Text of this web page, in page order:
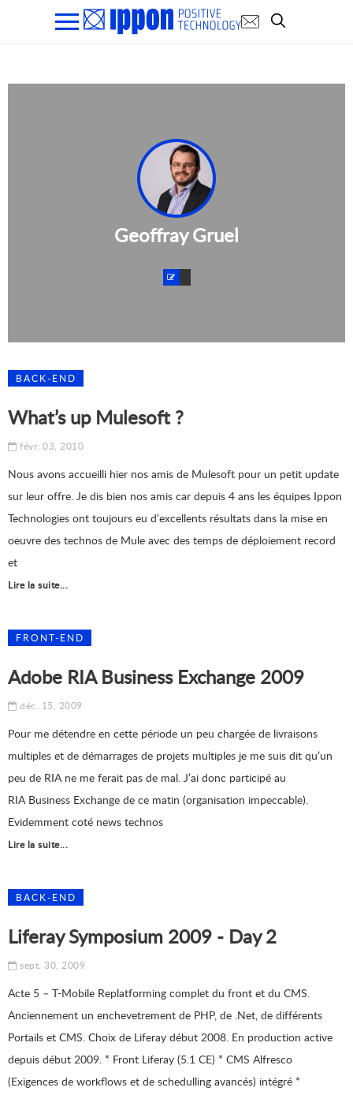
Geoffray Gruel
BACK-END
What’s up Mulesoft ?
févr. 03, 2010
Nous avons accueilli hier nos amis de Mulesoft pour un petit update
sur leur offre. Je dis bien nos amis car depuis 4 ans les équipes Ippon
Technologies ont toujours eu d’excellents résultats dans la mise en
oeuvre des technos de Mule avec des temps de déploiement record
et
Lire la suite...
FRONT-END
Adobe RIA Business Exchange 2009
déc. 15, 2009
Pour me détendre en cette période un peu chargée de livraisons
multiples et de démarrages de projets multiples je me suis dit qu’un
peu de RIA ne me ferait pas de mal. J’ai donc participé au
RIA Business Exchange de ce matin (organisation impeccable).
Evidemment coté news technos
Lire la suite...
BACK-END
Liferay Symposium 2009 - Day 2
sept. 30, 2009
Acte 5 – T-Mobile Replatforming complet du front et du CMS.
Anciennement un enchevetrement de PHP, de .Net, de différents
Portails et CMS. Choix de Liferay début 2008. En production active
depuis début 2009. * Front Liferay (5.1 CE) * CMS Alfresco
(Exigences de workflows et de schedulling avancés) intégré *